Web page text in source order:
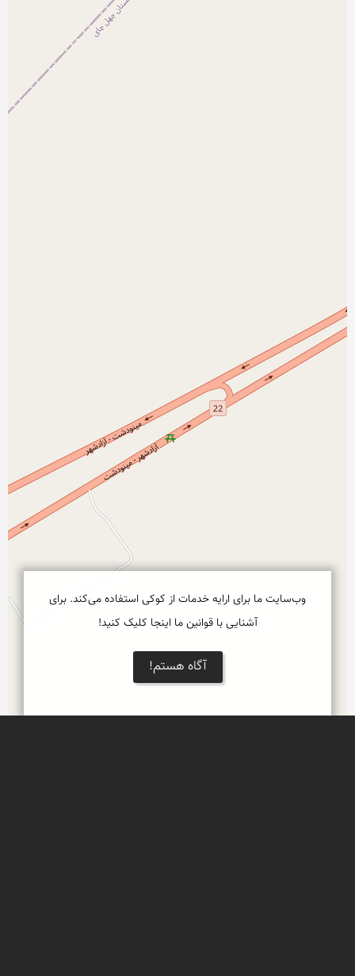
نمایش بزرگتر
وب‌سایت ما برای ارایه خدمات از کوکی استفاده می‌کند. برای
آشنایی با قوانین ما اینجا کلیک کنید!
آگاه هستم!